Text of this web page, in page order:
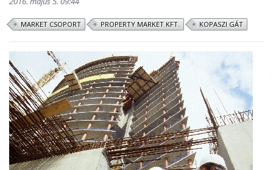
MARKET CSOPORT PROPERTY MARKET KFT. KOPASZI GÁT